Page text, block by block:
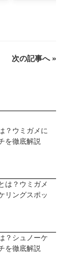
次の記事へ »
？ウミガメに
を徹底解説
は？ウミガメ
リングスポッ
？シュノーケ
を徹底解説